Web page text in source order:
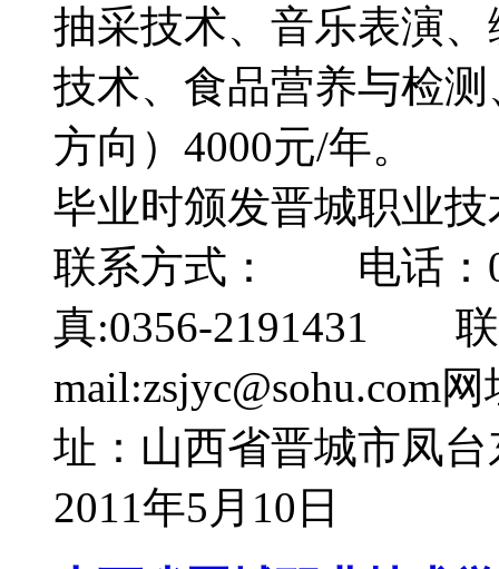
抽采技术、音乐表演
技术、食品营养与检
方向）4000元/年。
毕业时颁发晋城职业
联系方式： 电话：
真:0356-2191431
mail:zsjyc@sohu.com
址：山西省晋城市凤
2011年5月10日